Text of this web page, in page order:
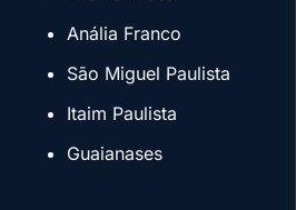
Anália Franco
São Miguel Paulista
Itaim Paulista
Guaianases